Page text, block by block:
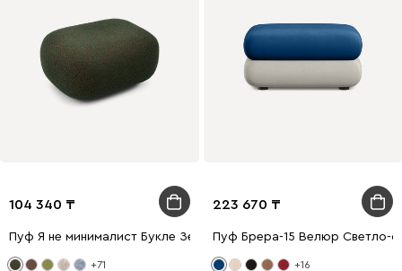
104 340
Пуф Я не минималист Букле Зеленый
+71
223 670
Пуф Брера-15 Велюр Светло-
+16